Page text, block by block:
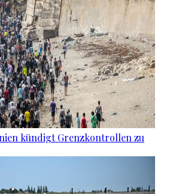
kündigt Grenzkontrollen zu